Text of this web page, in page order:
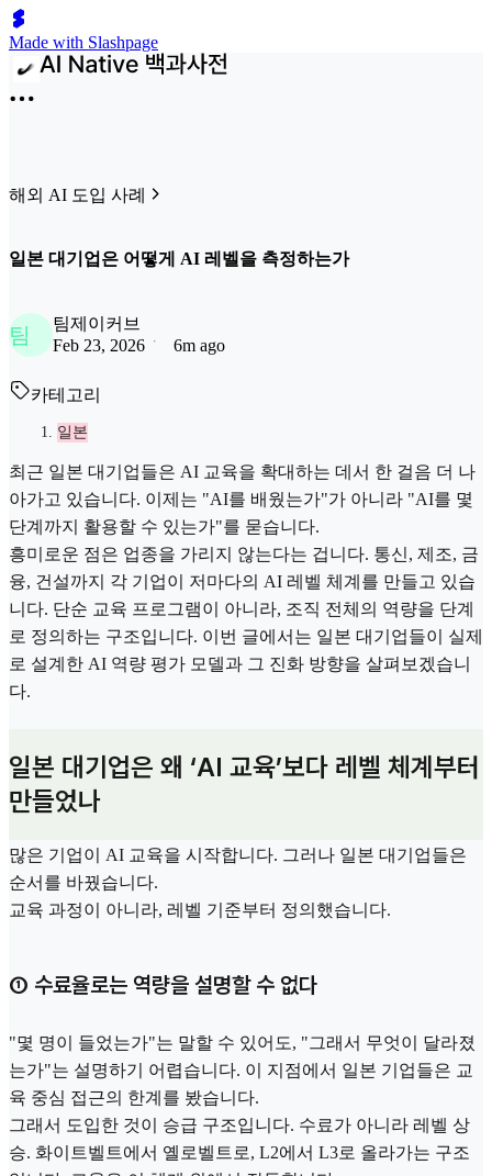
Made with Slashpage
해외 AI 도입 사례
일본 대기업은 어떻게 AI 레벨을 측정하는가
팀
팀제이커브
Feb 23, 2026
6m ago
카테고리
일본
최근 일본 대기업들은 AI 교육을 확대하는 데서 한 걸음 더 나
아가고 있습니다. 이제는 "AI를 배웠는가"가 아니라 "AI를 몇
단계까지 활용할 수 있는가"를 묻습니다.
흥미로운 점은 업종을 가리지 않는다는 겁니다. 통신, 제조, 금
융, 건설까지 각 기업이 저마다의 AI 레벨 체계를 만들고 있습
니다. 단순 교육 프로그램이 아니라, 조직 전체의 역량을 단계
로 정의하는 구조입니다. 이번 글에서는 일본 대기업들이 실제
로 설계한 AI 역량 평가 모델과 그 진화 방향을 살펴보겠습니
다.
일본 대기업은 왜 ‘AI 교육’보다 레벨 체계부터
만들었나
많은 기업이 AI 교육을 시작합니다. 그러나 일본 대기업들은
순서를 바꿨습니다.
교육 과정이 아니라, 레벨 기준부터 정의했습니다.
① 수료율로는 역량을 설명할 수 없다
"몇 명이 들었는가"는 말할 수 있어도, "그래서 무엇이 달라졌
는가"는 설명하기 어렵습니다. 이 지점에서 일본 기업들은 교
육 중심 접근의 한계를 봤습니다.
그래서 도입한 것이 승급 구조입니다. 수료가 아니라 레벨 상
승. 화이트벨트에서 옐로벨트로, L2에서 L3로 올라가는 구조